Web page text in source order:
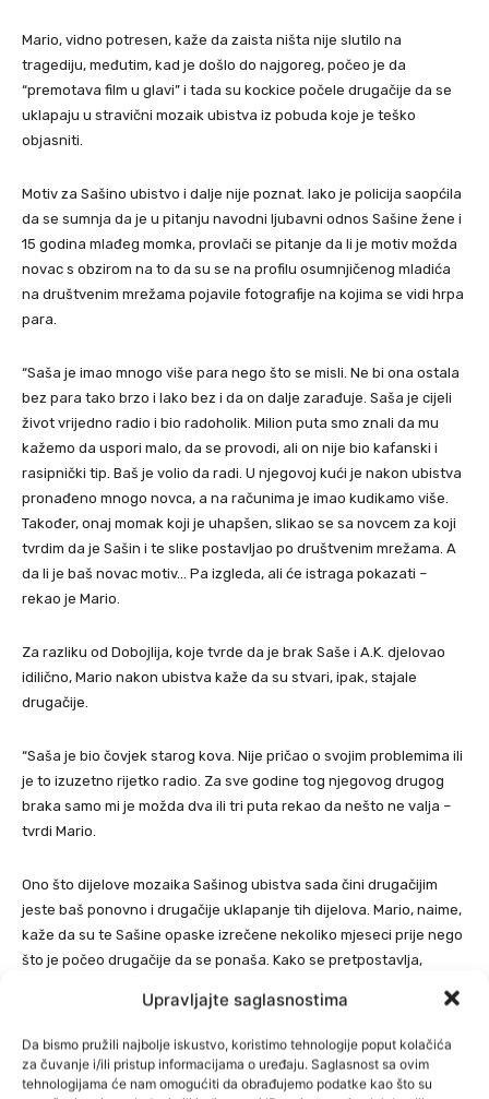
Upravljajte saglasnostima
Da bismo pružili najbolje iskustvo, koristimo tehnologije poput kolačića
za čuvanje i/ili pristup informacijama o uređaju. Saglasnost sa ovim
tehnologijama će nam omogućiti da obrađujemo podatke kao što su
Mario, vidno potresen, kaže da zaista ništa nije slutilo na
tragediju, međutim, kad je došlo do najgoreg, počeo je da
“premotava film u glavi” i tada su kockice počele drugačije da se
uklapaju u stravični mozaik ubistva iz pobuda koje je teško
objasniti.
Motiv za Sašino ubistvo i dalje nije poznat. Iako je policija saopćila
da se sumnja da je u pitanju navodni ljubavni odnos Sašine žene i
15 godina mlađeg momka, provlači se pitanje da li je motiv možda
novac s obzirom na to da su se na profilu osumnjičenog mladića
na društvenim mrežama pojavile fotografije na kojima se vidi hrpa
para.
“Saša je imao mnogo više para nego što se misli. Ne bi ona ostala
bez para tako brzo i lako bez i da on dalje zarađuje. Saša je cijeli
život vrijedno radio i bio radoholik. Milion puta smo znali da mu
kažemo da uspori malo, da se provodi, ali on nije bio kafanski i
rasipnički tip. Baš je volio da radi. U njegovoj kući je nakon ubistva
pronađeno mnogo novca, a na računima je imao kudikamo više.
Također, onaj momak koji je uhapšen, slikao se sa novcem za koji
tvrdim da je Sašin i te slike postavljao po društvenim mrežama. A
da li je baš novac motiv… Pa izgleda, ali će istraga pokazati –
rekao je Mario.
Za razliku od Dobojlija, koje tvrde da je brak Saše i A.K. djelovao
idilično, Mario nakon ubistva kaže da su stvari, ipak, stajale
drugačije.
“Saša je bio čovjek starog kova. Nije pričao o svojim problemima ili
je to izuzetno rijetko radio. Za sve godine tog njegovog drugog
braka samo mi je možda dva ili tri puta rekao da nešto ne valja –
tvrdi Mario.
Ono što dijelove mozaika Sašinog ubistva sada čini drugačijim
jeste baš ponovno i drugačije uklapanje tih dijelova. Mario, naime,
kaže da su te Sašine opaske izrečene nekoliko mjeseci prije nego
što je počeo drugačije da se ponaša. Kako se pretpostavlja,
žena i kćerka, kako se sumnja, stavljale u limunadu.
“Prije nekoliko mjeseci je počeo čudno da se ponaša, ali i da
izgleda drugačije – govori Mario dok pokazuje Sašine fotografije iz